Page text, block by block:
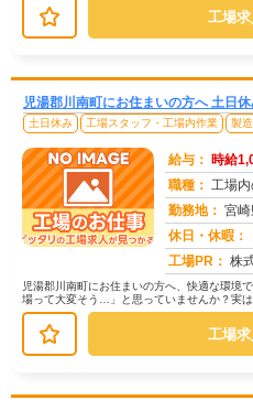
工場
児湯郡川南町にお住まいの方へ 土日
土日休み 工場スタッフ・工場内作業 製
給与： 時給
職種： 工場
勤務地： 宮
休日・休暇：
工場PR： 株式会社京
児湯郡川南町にお住まいの方へ、快適な環境
場って大変そう…」と思っていませんか？実
のお仕事もたくさんあります。【たと...
工場